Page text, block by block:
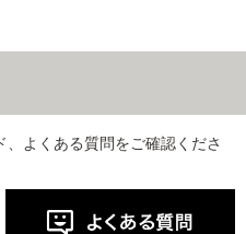
よくある質問をご確認くださ